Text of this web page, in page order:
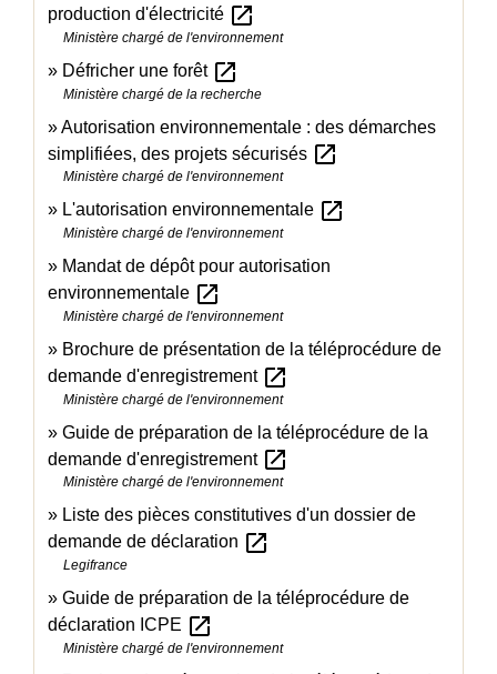
production d'électricité open_in_new
Ministère chargé de l'environnement
Défricher une forêt open_in_new
Ministère chargé de la recherche
Autorisation environnementale : des démarches
simplifiées, des projets sécurisés open_in_new
Ministère chargé de l'environnement
L'autorisation environnementale open_in_new
Ministère chargé de l'environnement
Mandat de dépôt pour autorisation
environnementale open_in_new
Ministère chargé de l'environnement
Brochure de présentation de la téléprocédure de
demande d'enregistrement open_in_new
Ministère chargé de l'environnement
Guide de préparation de la téléprocédure de la
demande d'enregistrement open_in_new
Ministère chargé de l'environnement
Liste des pièces constitutives d'un dossier de
demande de déclaration open_in_new
Legifrance
Guide de préparation de la téléprocédure de
déclaration ICPE open_in_new
Ministère chargé de l'environnement